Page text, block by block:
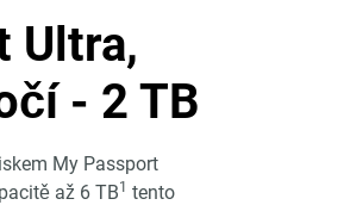
Ultra,
- 2 TB
My Passport
až 6 TB1 tento